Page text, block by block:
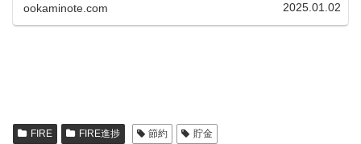
ookaminote.com 2025.01.02
FIRE FIRE進捗 節約 貯金